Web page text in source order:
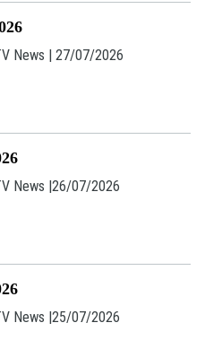
News | 27/07/2026
News |26/07/2026
News |25/07/2026